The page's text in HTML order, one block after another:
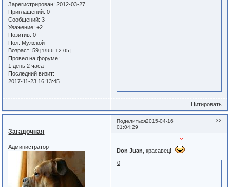
Зарегистрирован: 2012-03-27
Приглашений: 0
Сообщений: 3
Уважение: +2
Позитив: 0
Пол: Мужской
Возраст: 59[1966-12-05]
Провел на форуме:
1 день 2 часа
Последний визит:
2017-11-23 16:13:45
Цитировать
Поделиться 32
2015-04-16
01:04:29
Загадочная
Администратор
Don Juan , красавец!
0